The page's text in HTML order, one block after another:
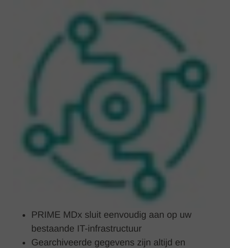
PRIME MDx sluit eenvoudig aan op uw
bestaande IT-infrastructuur
Gearchiveerde gegevens zijn altijd en